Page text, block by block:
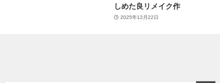
しめた良リメイク作
2025年12月22日